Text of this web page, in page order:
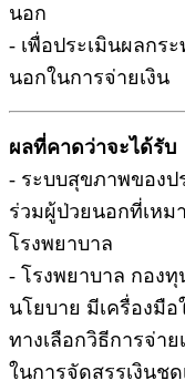
นอก
- เพื่อประเมินผลกร
นอกในการจ่ายเงิน
ผลที่คาดว่าจะได้รับ
- ระบบสุขภาพของป
ร่วมผู้ป่วยนอกที่เหม
โรงพยาบาล
- โรงพยาบาล กอง
นโยบาย มีเครื่องมื
ทางเลือกวิธีการจ่า
ในการจัดสรรเงินช